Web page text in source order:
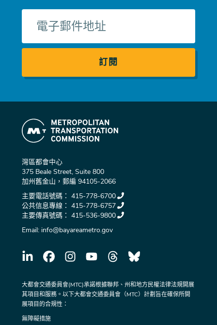
電
件
灣區都會中心
375 Beale Street, Suite 800
加州舊金山，郵編 94105-2066
主要電話號碼： 415-778-6700
公共信息專線： 415-778-6757
主要傳真號碼： 415-536-9800
Email: info@bayareametro.gov
大都會交通委員會(MTC)承諾根據聯邦、州和地方民權法律法規開展
其項目和服務。以下大都會交通委員會（MTC）計劃旨在確保所開
展項目的合規性：
無障礙措施